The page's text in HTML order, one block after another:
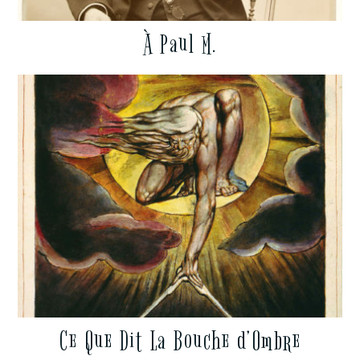
À Paul M.
Ce Que Dit La Bouche d’Ombre